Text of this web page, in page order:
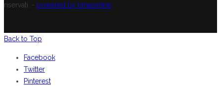
riservati. - powered by limeonline
Back to Top
Facebook
Twitter
Pinterest